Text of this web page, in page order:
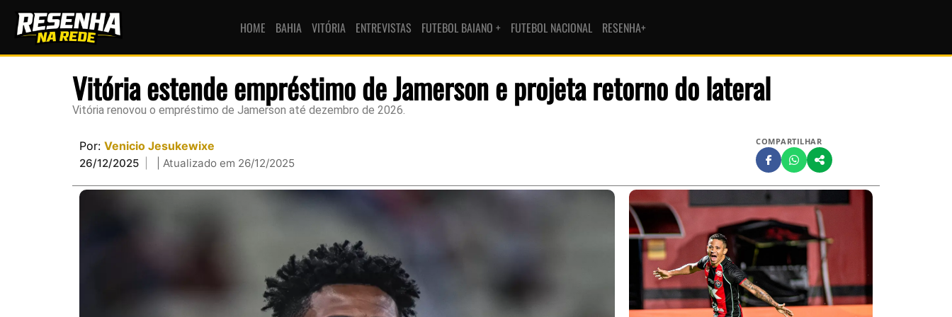
HOME BAHIA VITÓRIA ENTREVISTAS FUTEBOL BAIANO + FUTEBOL NACIONAL RESENHA+
Vitória estende empréstimo de Jamerson e projeta retorno do lateral
Vitória renovou o empréstimo de Jamerson até dezembro de 2026.
Por: Venicio Jesukewixe
26/12/2025 | Atualizado em 26/12/2025
COMPARTILHAR